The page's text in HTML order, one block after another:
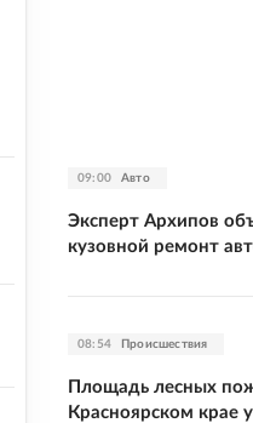
09:00 Авто
Эксперт Архипов
кузовной ремонт
08:54 Происшествия
Площадь лесных
Красноярском крае